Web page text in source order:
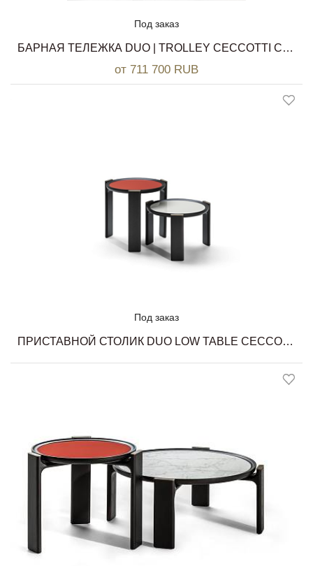
Под заказ
БАРНАЯ ТЕЛЕЖКА DUO | TROLLEY CECCOTTI COLLEZIONI
от 711 700 RUB
Под заказ
ПРИСТАВНОЙ СТОЛИК DUO LOW TABLE CECCOTTI COLLEZIONI